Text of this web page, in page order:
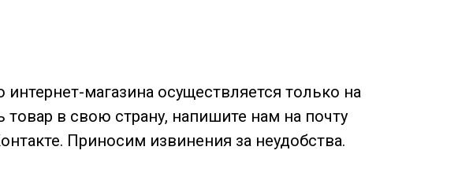
магазина осуществляется только на
в свою страну, напишите нам на почту
Приносим извинения за неудобства.